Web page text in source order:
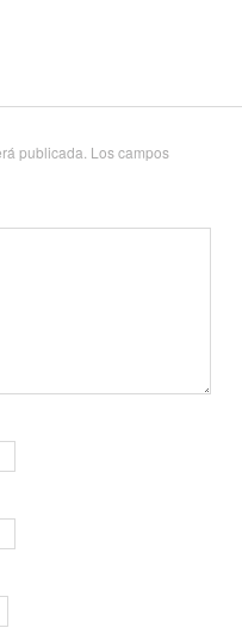
publicada. Los campos